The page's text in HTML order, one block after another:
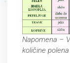
Napomena –
količine